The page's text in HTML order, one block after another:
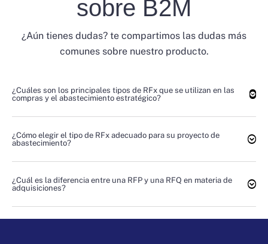
sobre B2M
¿Aún tienes dudas? te compartimos las dudas más
comunes sobre nuestro producto.
¿Cuáles son los principales tipos de RFx que se utilizan en las
compras y el abastecimiento estratégico?
¿Cómo elegir el tipo de RFx adecuado para su proyecto de
abastecimiento?
¿Cuál es la diferencia entre una RFP y una RFQ en materia de
adquisiciones?